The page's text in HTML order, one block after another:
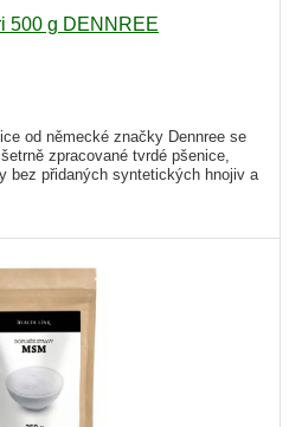
500 g DENNREE
od německé značky Dennree se
zpracované tvrdé pšenice,
bez přidaných syntetických hnojiv a